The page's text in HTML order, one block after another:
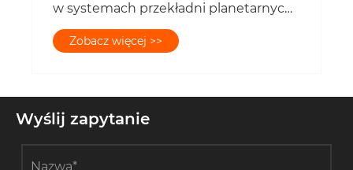
w systemach przekładni planetarnych
o wysokiej dokładności?
Zobacz więcej >>
Wyślij zapytanie